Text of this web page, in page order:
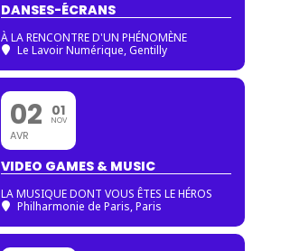
DANSES-ÉCRANS
À LA RENCONTRE D'UN PHÉNOMÈNE
Le Lavoir Numérique, Gentilly
02
AVR
01
NOV
VIDEO GAMES & MUSIC
LA MUSIQUE DONT VOUS ÊTES LE HÉROS
Philharmonie de Paris, Paris